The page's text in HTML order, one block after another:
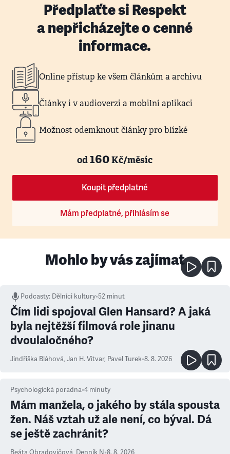
Předplaťte si Respekt
a nepřicházejte o cenné
informace.
Online přístup ke všem článkům a archivu
Články i v audioverzi a mobilní aplikaci
Možnost odemknout články pro blízké
od160Kč/měsíc
Koupit předplatné
Mám předplatné, přihlásím se
Mohlo by vás zajímat
Podcasty: Dělníci kultury•52 minut
Čím lidi spojoval Glen Hansard? A jaká
byla nejtěžší filmová role jinanu
dvoulaločného?
Jindřiška Bláhová, Jan H. Vitvar, Pavel Turek•8. 8. 2026
Psychologická poradna•4 minuty
Mám manžela, o jakého by stála spousta
žen. Náš vztah už ale není, co býval. Dá
se ještě zachránit?